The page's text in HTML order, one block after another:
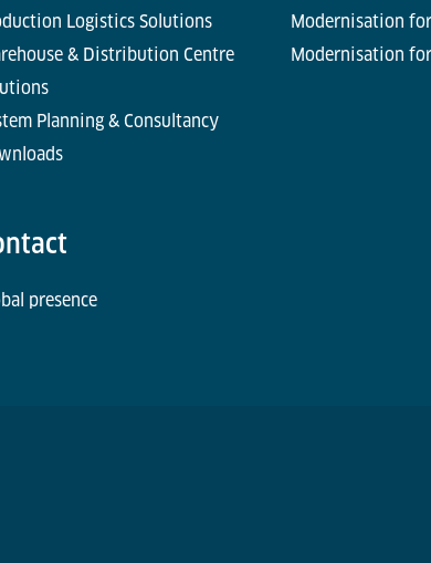
Logistics Solutions
& Distribution Centre
Planning & Consultancy
Modernisation
Modernisation
presence